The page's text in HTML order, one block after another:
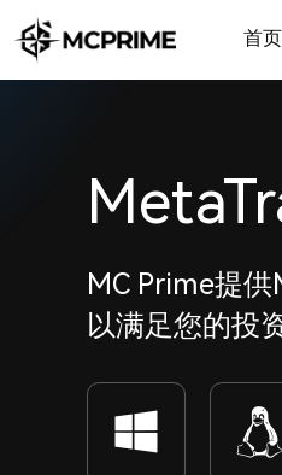
首页
MC Prime提
以满足您的投